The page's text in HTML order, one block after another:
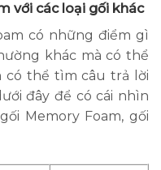
với các loại gối khác
có những điểm gì
khác mà có thể
có thể tìm câu trả lời
đây để có cái nhìn
Memory Foam, gối